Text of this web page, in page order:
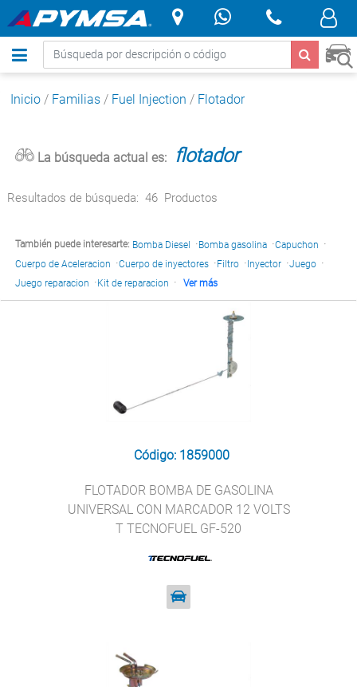
.
Inicio / Familias / Fuel Injection / Flotador
La búsqueda actual es: flotador
Resultados de búsqueda: 46 Productos
También puede interesarte: Bomba Diesel ·Bomba gasolina ·Capuchon ·
Cuerpo de Aceleracion ·Cuerpo de inyectores ·Filtro · Inyector ·Juego ·
Juego reparacion ·Kit de reparacion · Ver más
Código: 1859000
FLOTADOR BOMBA DE GASOLINA
UNIVERSAL CON MARCADOR 12 VOLTS
T TECNOFUEL GF-520